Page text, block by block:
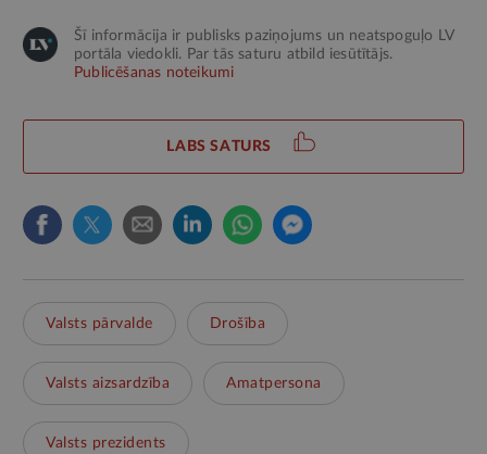
Šī informācija ir publisks paziņojums un neatspoguļo LV
portāla viedokli. Par tās saturu atbild iesūtītājs.
Publicēšanas noteikumi
LABS SATURS
Valsts pārvalde Drošība
Valsts aizsardzība Amatpersona
Valsts prezidents